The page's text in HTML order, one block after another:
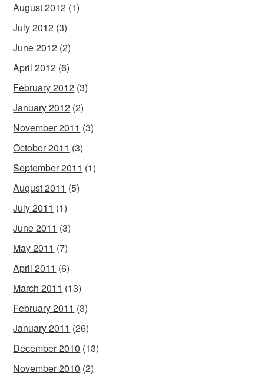
August 2012 (1)
July 2012 (3)
June 2012 (2)
April 2012 (6)
February 2012 (3)
January 2012 (2)
November 2011 (3)
October 2011 (3)
September 2011 (1)
August 2011 (5)
July 2011 (1)
June 2011 (3)
May 2011 (7)
April 2011 (6)
March 2011 (13)
February 2011 (3)
January 2011 (26)
December 2010 (13)
November 2010 (2)